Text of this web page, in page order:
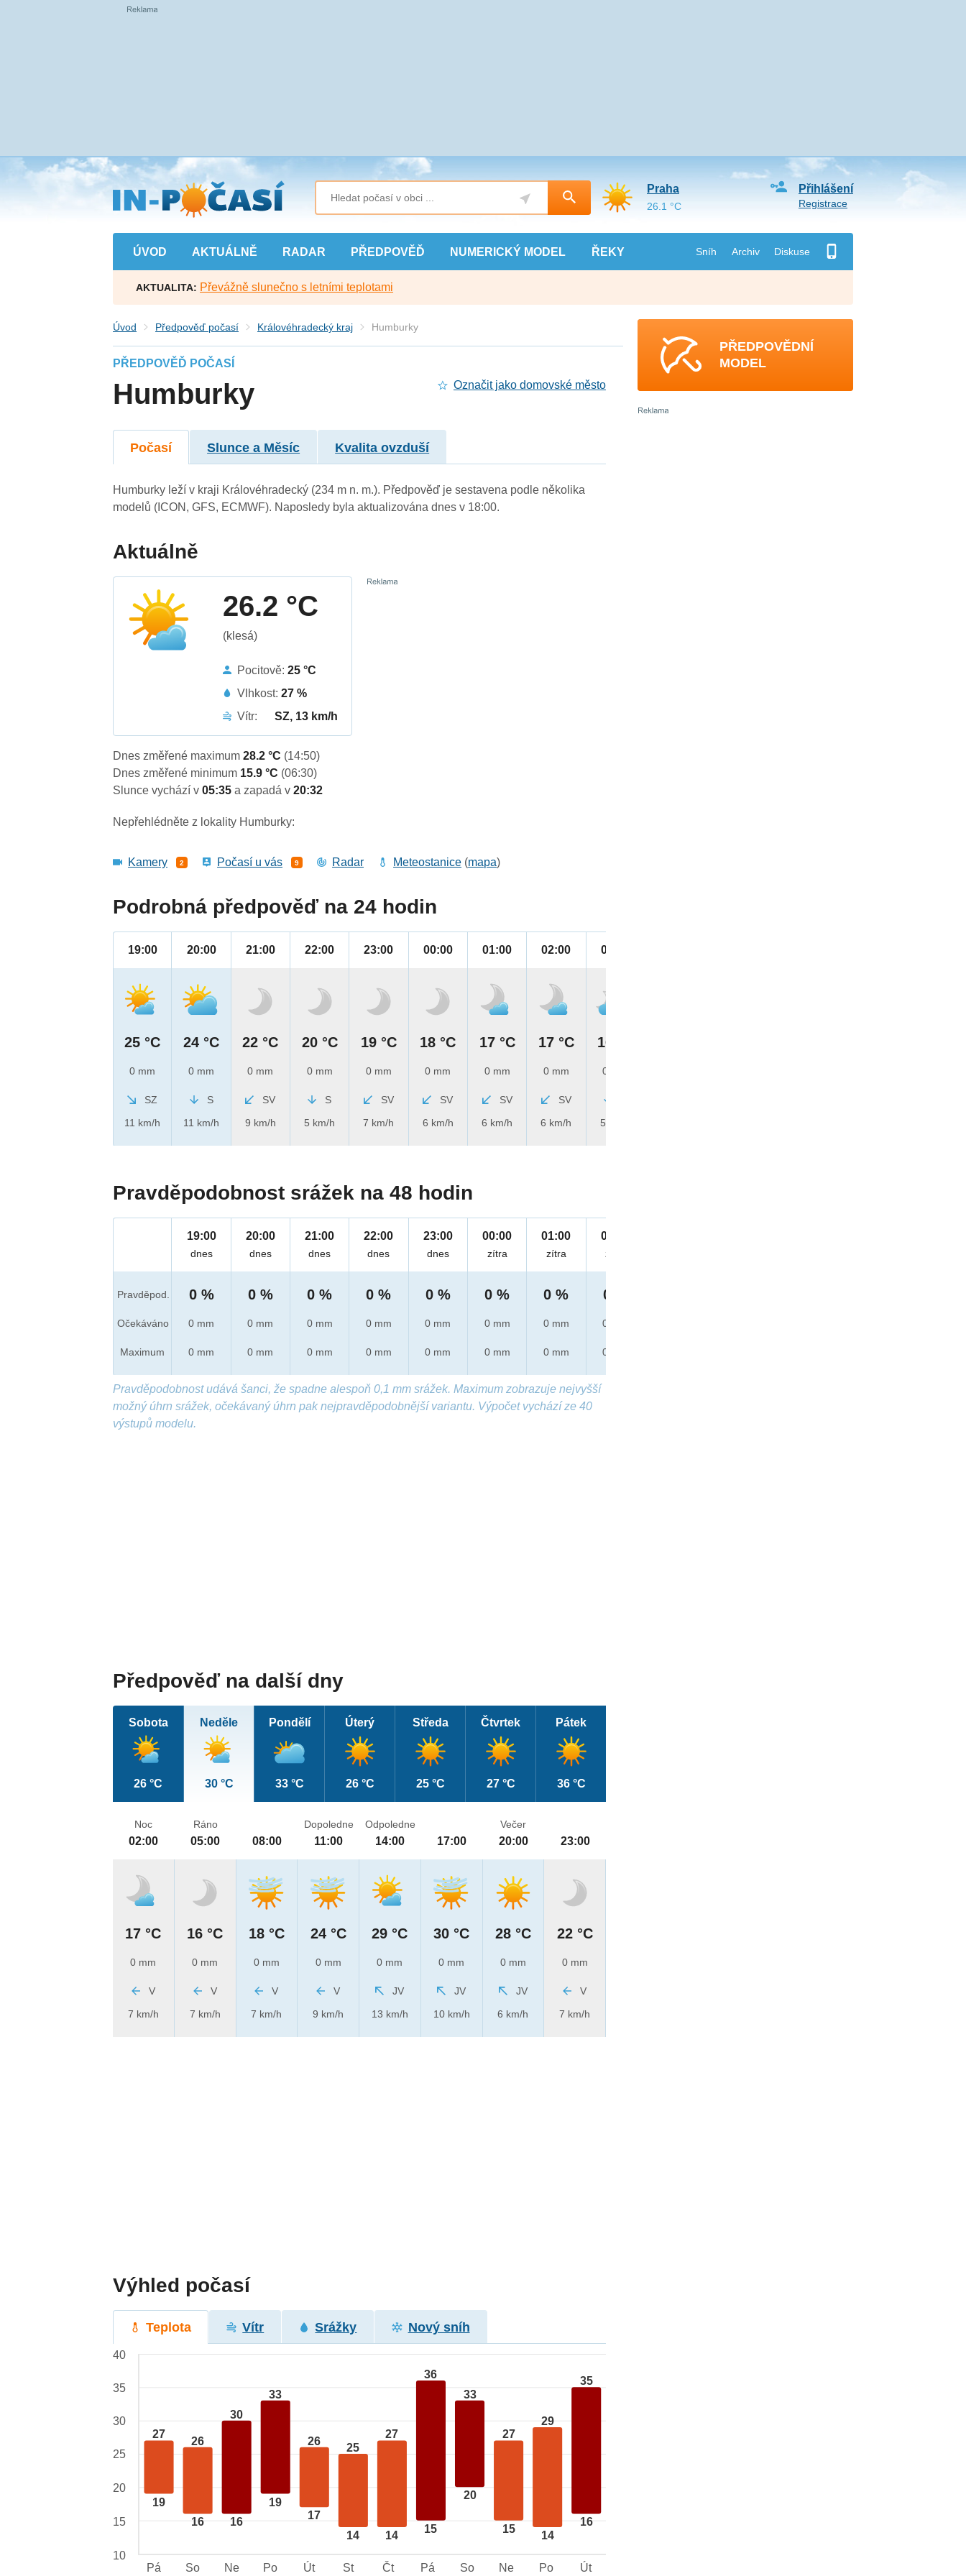
Přejít
na
hlavní
obsah
ÚVOD AKTUÁLNĚ RADAR PŘEDPOVĚĎ NUMERICKÝ MODEL ŘEKY Sníh Archiv Diskuse
Přihlášení
Registrace
Praha
26.1 °C
AKTUALITA: Převážně slunečno s letními teplotami
Úvod Předpověď počasí Královéhradecký kraj Humburky
PŘEDPOVĚĎ POČASÍ
Humburky Označit jako domovské město
Počasí Slunce a Měsíc Kvalita ovzduší
Humburky leží v kraji Královéhradecký (234 m n. m.). Předpověď je sestavena podle několika
modelů (ICON, GFS, ECMWF). Naposledy byla aktualizována dnes v 18:00.
Aktuálně
26.2 °C
(klesá)
Pocitově:25 °C
Vlhkost:27 %
Vítr:
SZ, 13 km/h
Dnes změřené maximum28.2 °C (14:50)
Dnes změřené minimum 15.9 °C (06:30)
Slunce vychází v05:35a zapadá v20:32
Nepřehlédněte z lokality Humburky:
Kamery 2 Počasí u vás 9 Radar Meteostanice (mapa)
Podrobná předpověď na 24 hodin
19:00
25 °C
0 mm
SZ
11 km/h
20:00
24 °C
0 mm
S
11 km/h
21:00
22 °C
0 mm
SV
9 km/h
22:00
20 °C
0 mm
S
5 km/h
23:00
19 °C
0 mm
SV
7 km/h
00:00
18 °C
0 mm
SV
6 km/h
01:00
17 °C
0 mm
SV
6 km/h
02:00
17 °C
0 mm
SV
6 km/h
03:00
16 °C
0 mm
5 km/h
Pravděpodobnost srážek na 48 hodin
Pravděpod.
Očekáváno
Maximum
19:00
dnes
0 %
0 mm
0 mm
20:00
dnes
0 %
0 mm
0 mm
21:00
dnes
0 %
0 mm
0 mm
22:00
dnes
0 %
0 mm
0 mm
23:00
dnes
0 %
0 mm
0 mm
00:00
zítra
0 %
0 mm
0 mm
01:00
zítra
0 %
0 mm
0 mm
02:00
zítra
0 %
0 mm
0 mm
Pravděpodobnost udává šanci, že spadne alespoň 0,1 mm srážek. Maximum zobrazuje nejvyšší
možný úhrn srážek, očekávaný úhrn pak nejpravděpodobnější variantu. Výpočet vychází ze 40
výstupů modelu.
Předpověď na další dny
Sobota
26 °C
Neděle
30 °C
Pondělí
33 °C
Úterý
26 °C
Středa
25 °C
Čtvrtek
27 °C
Pátek
36 °C
Noc
02:00
17 °C
0 mm
V
7 km/h
Ráno
05:00
16 °C
0 mm
V
7 km/h
08:00
18 °C
0 mm
V
7 km/h
Dopoledne
11:00
24 °C
0 mm
V
9 km/h
Odpoledne
14:00
29 °C
0 mm
JV
13 km/h
17:00
30 °C
0 mm
JV
10 km/h
Večer
20:00
28 °C
0 mm
JV
6 km/h
23:00
22 °C
0 mm
V
7 km/h
Výhled počasí
Teplota Vítr Srážky Nový sníh
27
19
26
16
30
16
33
19
26
17
25
14
27
14
36
15
33
20
27
15
29
14
35
16
40
35
30
25
20
15
10
Pá
So Ne Po Út St Čt Pá So Ne Po Út
PŘEDPOVĚDNÍ
MODEL